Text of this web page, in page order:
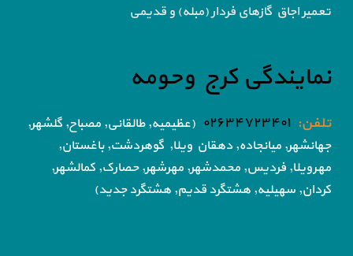
تعمیر اجاق گاز‌های فردار (مبله) و قدیمی
نمایندگی کرج وحومه
تلفن: ۰۲۶۳۴۷۲۳۴۰۱
(عظیمیه, طالقانی, مصباح, گلشهر,
جهانشهر, میانجاده, دهقان ویلا, گوهردشت, باغستان,
مهرویلا, فردیس, محمدشهر, مهرشهر, حصارک, کمالشهر,
کردان, سهیلیه, هشتگرد قدیم, هشتگرد جدید)